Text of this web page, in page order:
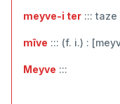
meyve-i ter :::
mîve ::: (f. i.) :
Meyve :::